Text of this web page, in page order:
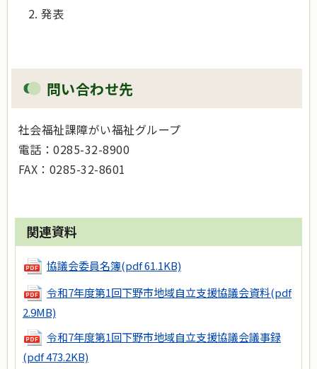
発表
問い合わせ先
社会福祉課障がい福祉グループ
電話：0285-32-8900
FAX：0285-32-8601
関連資料
協議会委員名簿(pdf 61.1KB)
令和7年度第1回下野市地域自立支援協議会資料(pdf
2.9MB)
令和7年度第1回下野市地域自立支援協議会議事録
(pdf 473.2KB)